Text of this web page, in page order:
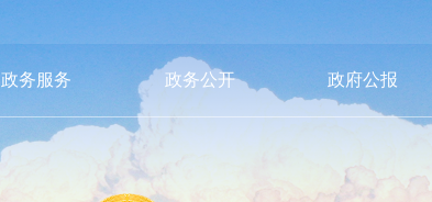
政务服务 政务公开 政府公报